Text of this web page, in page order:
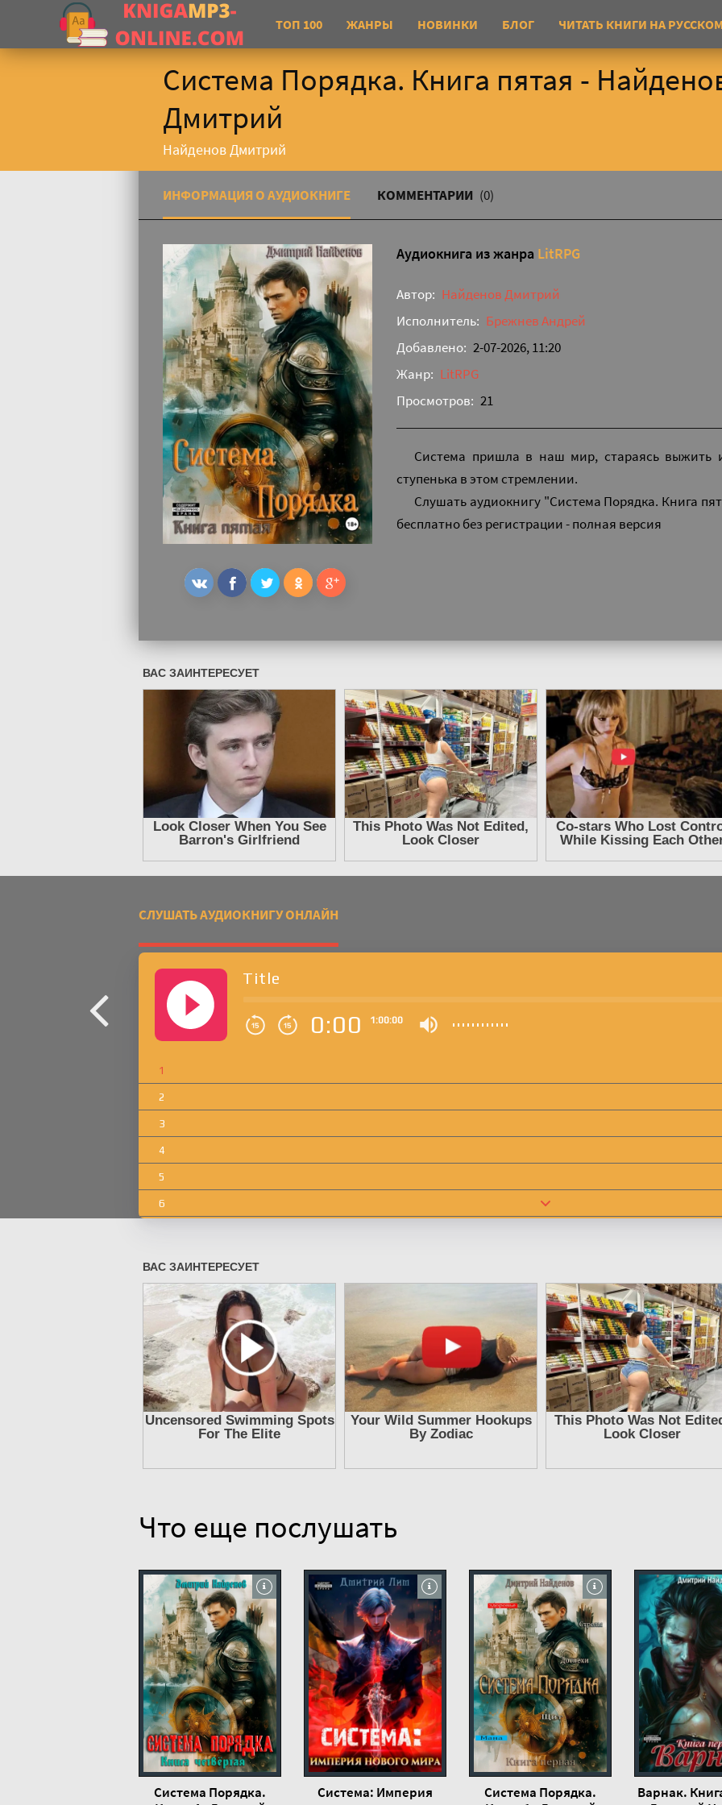
ТОП 100 ЖАНРЫ НОВИНКИ БЛОГ ЧИТАТЬ КНИГИ НА
Система Порядка. Книга пятая -
Дмитрий
Найденов Дмитрий
ИНФОРМАЦИЯ О АУДИОКНИГЕ КОММЕНТАРИИ (0)
Аудиокнига из жанра LitRPG
Автор: Найденов Дмитрий
Исполнитель: Брежнев Андрей
Добавлено: 2-07-2026, 11:20
Жанр: LitRPG
Просмотров: 21
Система пришла в наш мир, стараясь выжить
ступенька в этом стремлении.
Слушать аудиокнигу "Система Порядка. Книга
бесплатно без регистрации - полная версия
СЛУШАТЬ АУДИОКНИГУ ОНЛАЙН
Title
0:00 1:00:00
1
2
3
4
5
6
Что еще послушать
Система Порядка.
Система: Империя
Система Порядка.
Варнак.